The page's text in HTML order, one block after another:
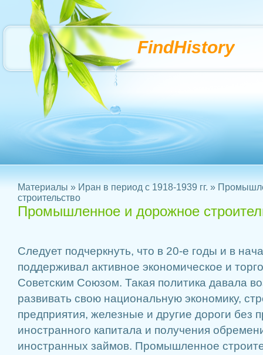
FindHistory
Материалы » Иран в период с 1918-1939 гг. »
строительство
Промышленное и дорожное
Следует подчеркнуть, что в 20-е годы и в
поддерживал активное экономическое и
Советским Союзом. Такая политика давала
развивать свою национальную экономику,
предприятия, железные и другие дороги без
иностранного капитала и получения
иностранных займов. Промышленное